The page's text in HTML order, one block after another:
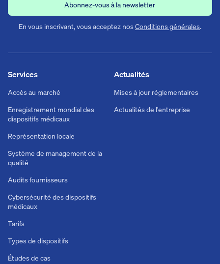
En vous inscrivant, vous acceptez nosConditions générales.
Actualités
Mises à jour réglementaires
Actualités de l'entreprise
Services
Accès au marché
Enregistrement mondial des
dispositifs médicaux
Représentation locale
Système de management de la
qualité
Audits fournisseurs
Cybersécurité des dispositifs
médicaux
Tarifs
Types de dispositifs
Études de cas